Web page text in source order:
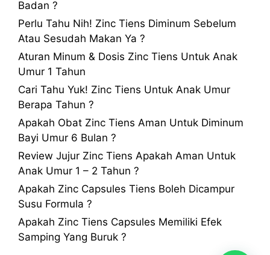
Badan ?
Perlu Tahu Nih! Zinc Tiens Diminum Sebelum
Atau Sesudah Makan Ya ?
Aturan Minum & Dosis Zinc Tiens Untuk Anak
Umur 1 Tahun
Cari Tahu Yuk! Zinc Tiens Untuk Anak Umur
Berapa Tahun ?
Apakah Obat Zinc Tiens Aman Untuk Diminum
Bayi Umur 6 Bulan ?
Review Jujur Zinc Tiens Apakah Aman Untuk
Anak Umur 1 – 2 Tahun ?
Apakah Zinc Capsules Tiens Boleh Dicampur
Susu Formula ?
Apakah Zinc Tiens Capsules Memiliki Efek
Samping Yang Buruk ?